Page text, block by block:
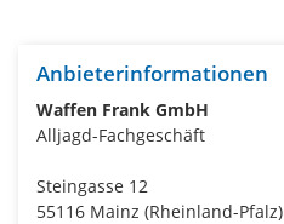
Anbieterinformationen
Waffen Frank GmbH
Alljagd-Fachgeschäft
Steingasse 12
55116 Mainz (Rheinland-Pfalz)